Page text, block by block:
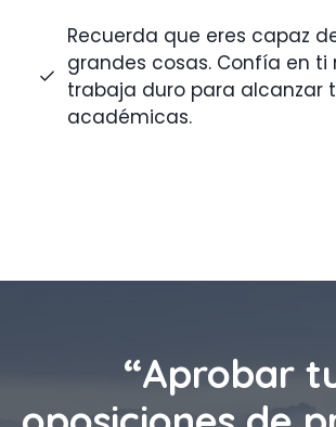
Recuerda que eres capaz
grandes cosas. Confía en ti
trabaja duro para alcanzar
académicas.
“Aprobar